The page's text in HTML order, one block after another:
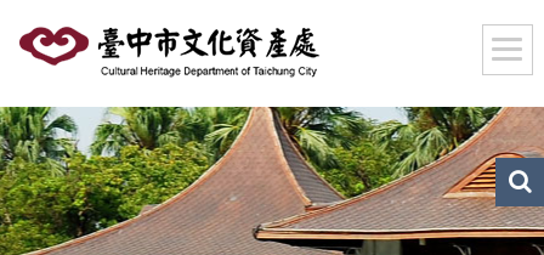
要
內
容
區
塊
文
化
資